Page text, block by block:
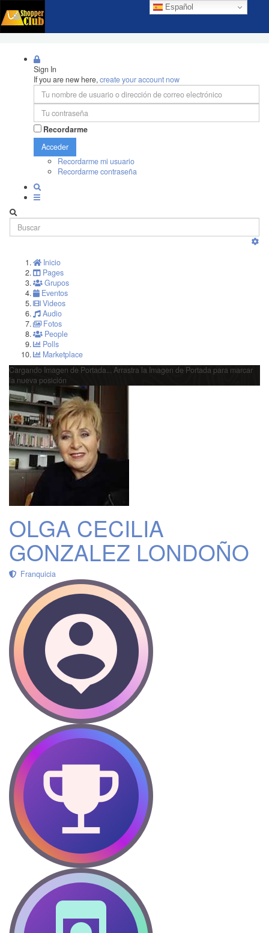
Español
Sign In
If you are new here,create your account now
Recordarme
Acceder
Recordarme mi usuario
Recordarme contraseña
Inicio
Pages
Grupos
Eventos
Videos
Audio
Fotos
People
Polls
Marketplace
Cargando Imagen de Portada...
Arrastra la Imagen de Portada para marcar
la nueva posición
OLGA CECILIA
GONZALEZ LONDOÑO
Franquicia